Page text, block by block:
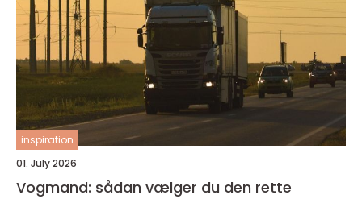
inspiration
01. July 2026
Vogmand: sådan vælger du den rette